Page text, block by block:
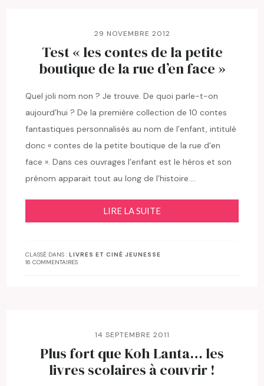
29 NOVEMBRE 2012
Test « les contes de la petite
boutique de la rue d’en face »
Quel joli nom non ? Je trouve. De quoi parle-t-on
aujourd’hui ? De la première collection de 10 contes
fantastiques personnalisés au nom de l’enfant, intitulé
donc « contes de la petite boutique de la rue d’en
face ». Dans ces ouvrages l’enfant est le héros et son
prénom apparait tout au long de l’histoire….
LIRE LA SUITE
CLASSÉ DANS :LIVRES ET CINÉ JEUNESSE
16 COMMENTAIRES
14 SEPTEMBRE 2011
Plus fort que Koh Lanta… les
livres scolaires à couvrir !